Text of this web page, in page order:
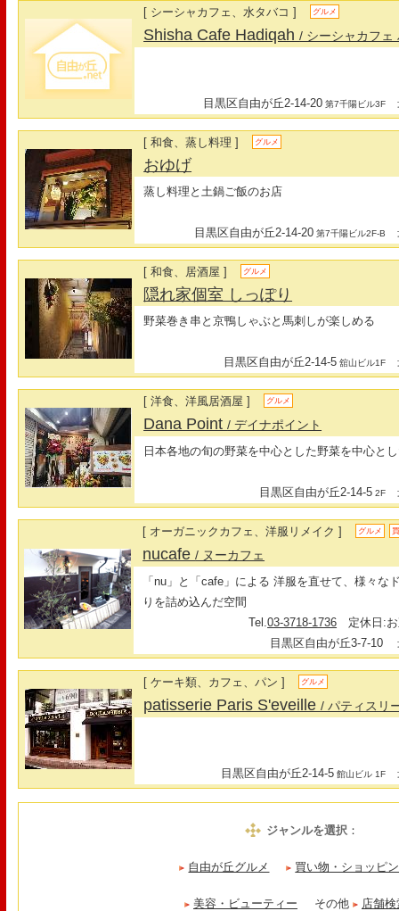
[ シーシャカフェ、水タバコ ] グルメ
Shisha Cafe Hadiqah/ シーシャカフェ
目黒区自由が丘2-14-20 第7千陽ビル3F
[ 和食、蒸し料理 ] グルメ
おゆげ
蒸し料理と土鍋ご飯のお店
目黒区自由が丘2-14-20 第7千陽ビル2F-B
[ 和食、居酒屋 ] グルメ
隠れ家個室 しっぽり
野菜巻き串と京鴨しゃぶと馬刺しが楽しめる
目黒区自由が丘2-14-5 舘山ビル1F
[ 洋食、洋風居酒屋 ] グルメ
Dana Point/ デイナポイント
日本各地の旬の野菜を中心とした野菜を中心と
目黒区自由が丘2-14-5 2F
[ オーガニックカフェ、洋服リメイク ] グルメ
nucafe/ ヌーカフェ
「nu」と「cafe」による 洋服を直せて、様々な
りを詰め込んだ空間
Tel.03-3718-1736 定休日:お
目黒区自由が丘3-7-10
[ ケーキ類、カフェ、パン ] グルメ
patisserie Paris S'eveille/ パティスリ
目黒区自由が丘2-14-5 館山ビル 1F
ジャンルを選択：
自由が丘グルメ 買い物・ショッピ
美容・ビューティー その他 店舗